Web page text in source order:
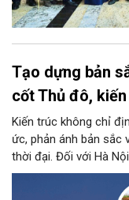
Tạo dựng bản
cốt Thủ đô,
Kiến trúc không chỉ
ức, phản ánh bản sắc
thời đại. Đối với Hà
kiến tạo những công
đồng thời phát huy